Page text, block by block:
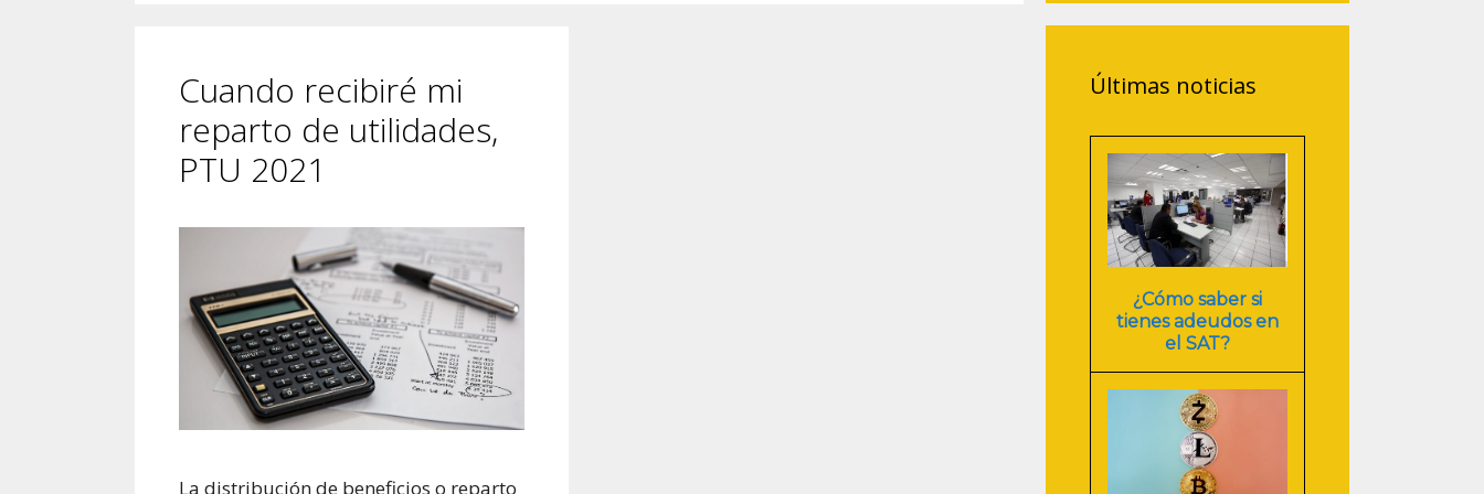
Cuando recibiré mi
reparto de utilidades,
PTU 2021
La distribución de beneficios o reparto
Últimas noticias
¿Cómo saber si
tienes adeudos en
el SAT?